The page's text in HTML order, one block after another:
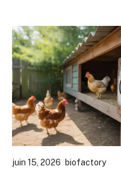
juin 15, 2026 biofactory